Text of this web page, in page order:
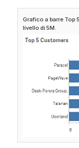
Grafico a barre Top
livello di 5M.